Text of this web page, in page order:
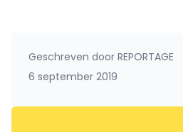
Geschreven door REPORTAGE
6 september 2019